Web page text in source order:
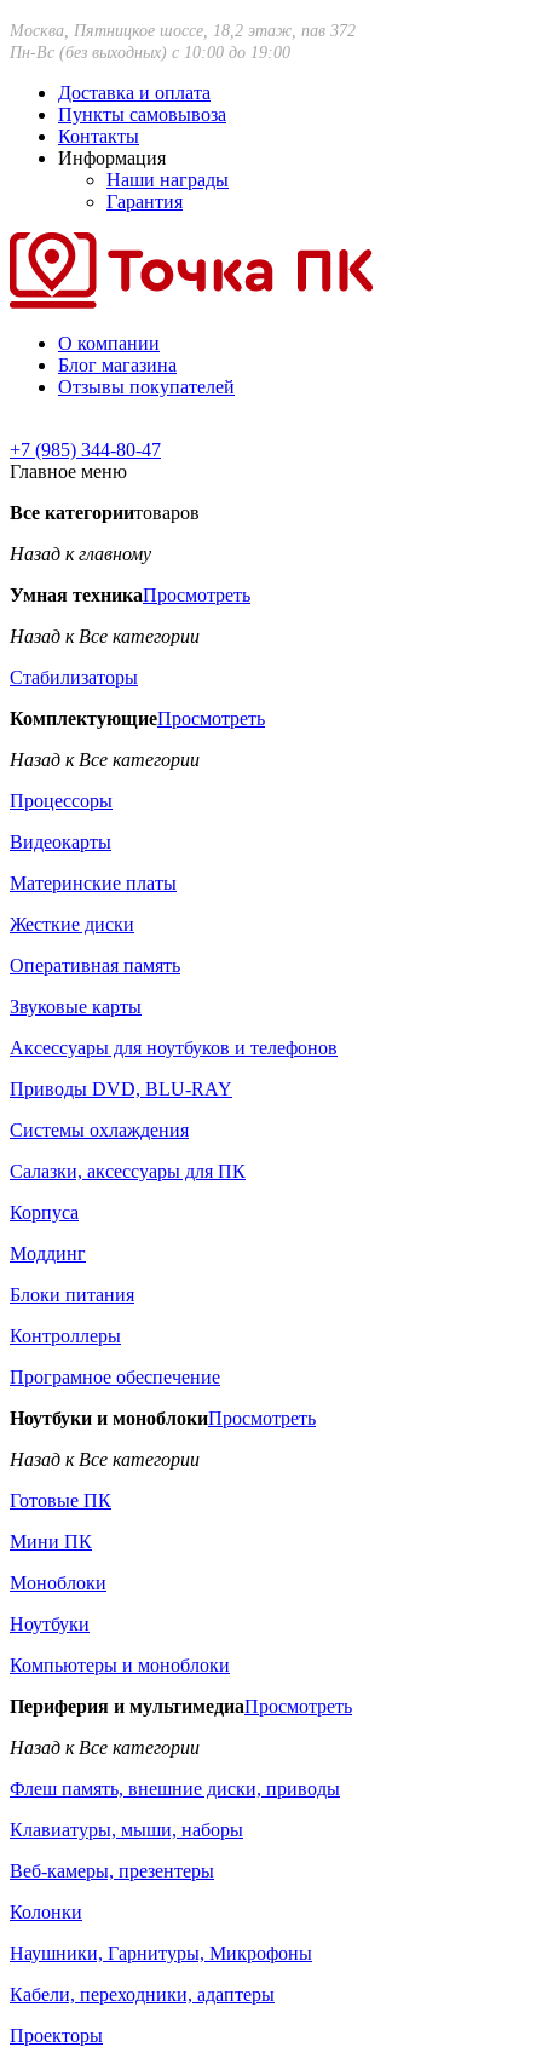
Москва, Пятницкое шоссе, 18,2 этаж, пав 372
Пн-Вс (без выходных) с 10:00 до 19:00
Доставка и оплата
Пункты самовывоза
Контакты
Информация
Наши награды
Гарантия
О компании
Блог магазина
Отзывы покупателей
+7 (985) 344-80-47
Главное меню
Все категориитоваров
Назад к главному
Умная техникаПросмотреть
Назад к Все категории
Стабилизаторы
КомплектующиеПросмотреть
Назад к Все категории
Процессоры
Видеокарты
Материнские платы
Жесткие диски
Оперативная память
Звуковые карты
Аксессуары для ноутбуков и телефонов
Приводы DVD, BLU-RAY
Системы охлаждения
Салазки, аксессуары для ПК
Корпуса
Моддинг
Блоки питания
Контроллеры
Програмное обеспечение
Ноутбуки и моноблокиПросмотреть
Назад к Все категории
Готовые ПК
Мини ПК
Моноблоки
Ноутбуки
Компьютеры и моноблоки
Периферия и мультимедиаПросмотреть
Назад к Все категории
Флеш память, внешние диски, приводы
Клавиатуры, мыши, наборы
Веб-камеры, презентеры
Колонки
Наушники, Гарнитуры, Микрофоны
Кабели, переходники, адаптеры
Проекторы